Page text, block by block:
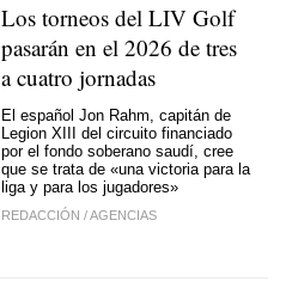
Los torneos del LIV Golf
pasarán en el 2026 de tres
a cuatro jornadas
El español Jon Rahm, capitán de
Legion XIII del circuito financiado
por el fondo soberano saudí, cree
que se trata de «una victoria para la
liga y para los jugadores»
REDACCIÓN /AGENCIAS